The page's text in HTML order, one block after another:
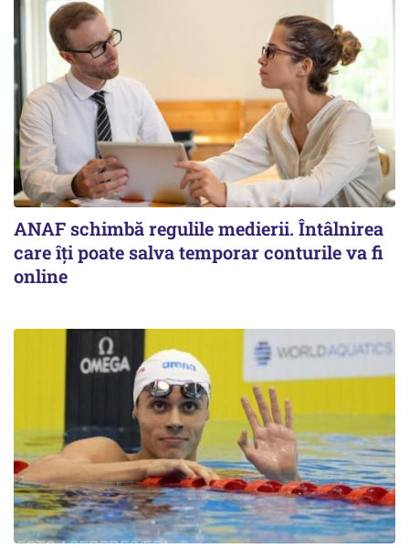
ANAF schimbă regulile medierii. Întâlnirea
care îți poate salva temporar conturile va fi
online